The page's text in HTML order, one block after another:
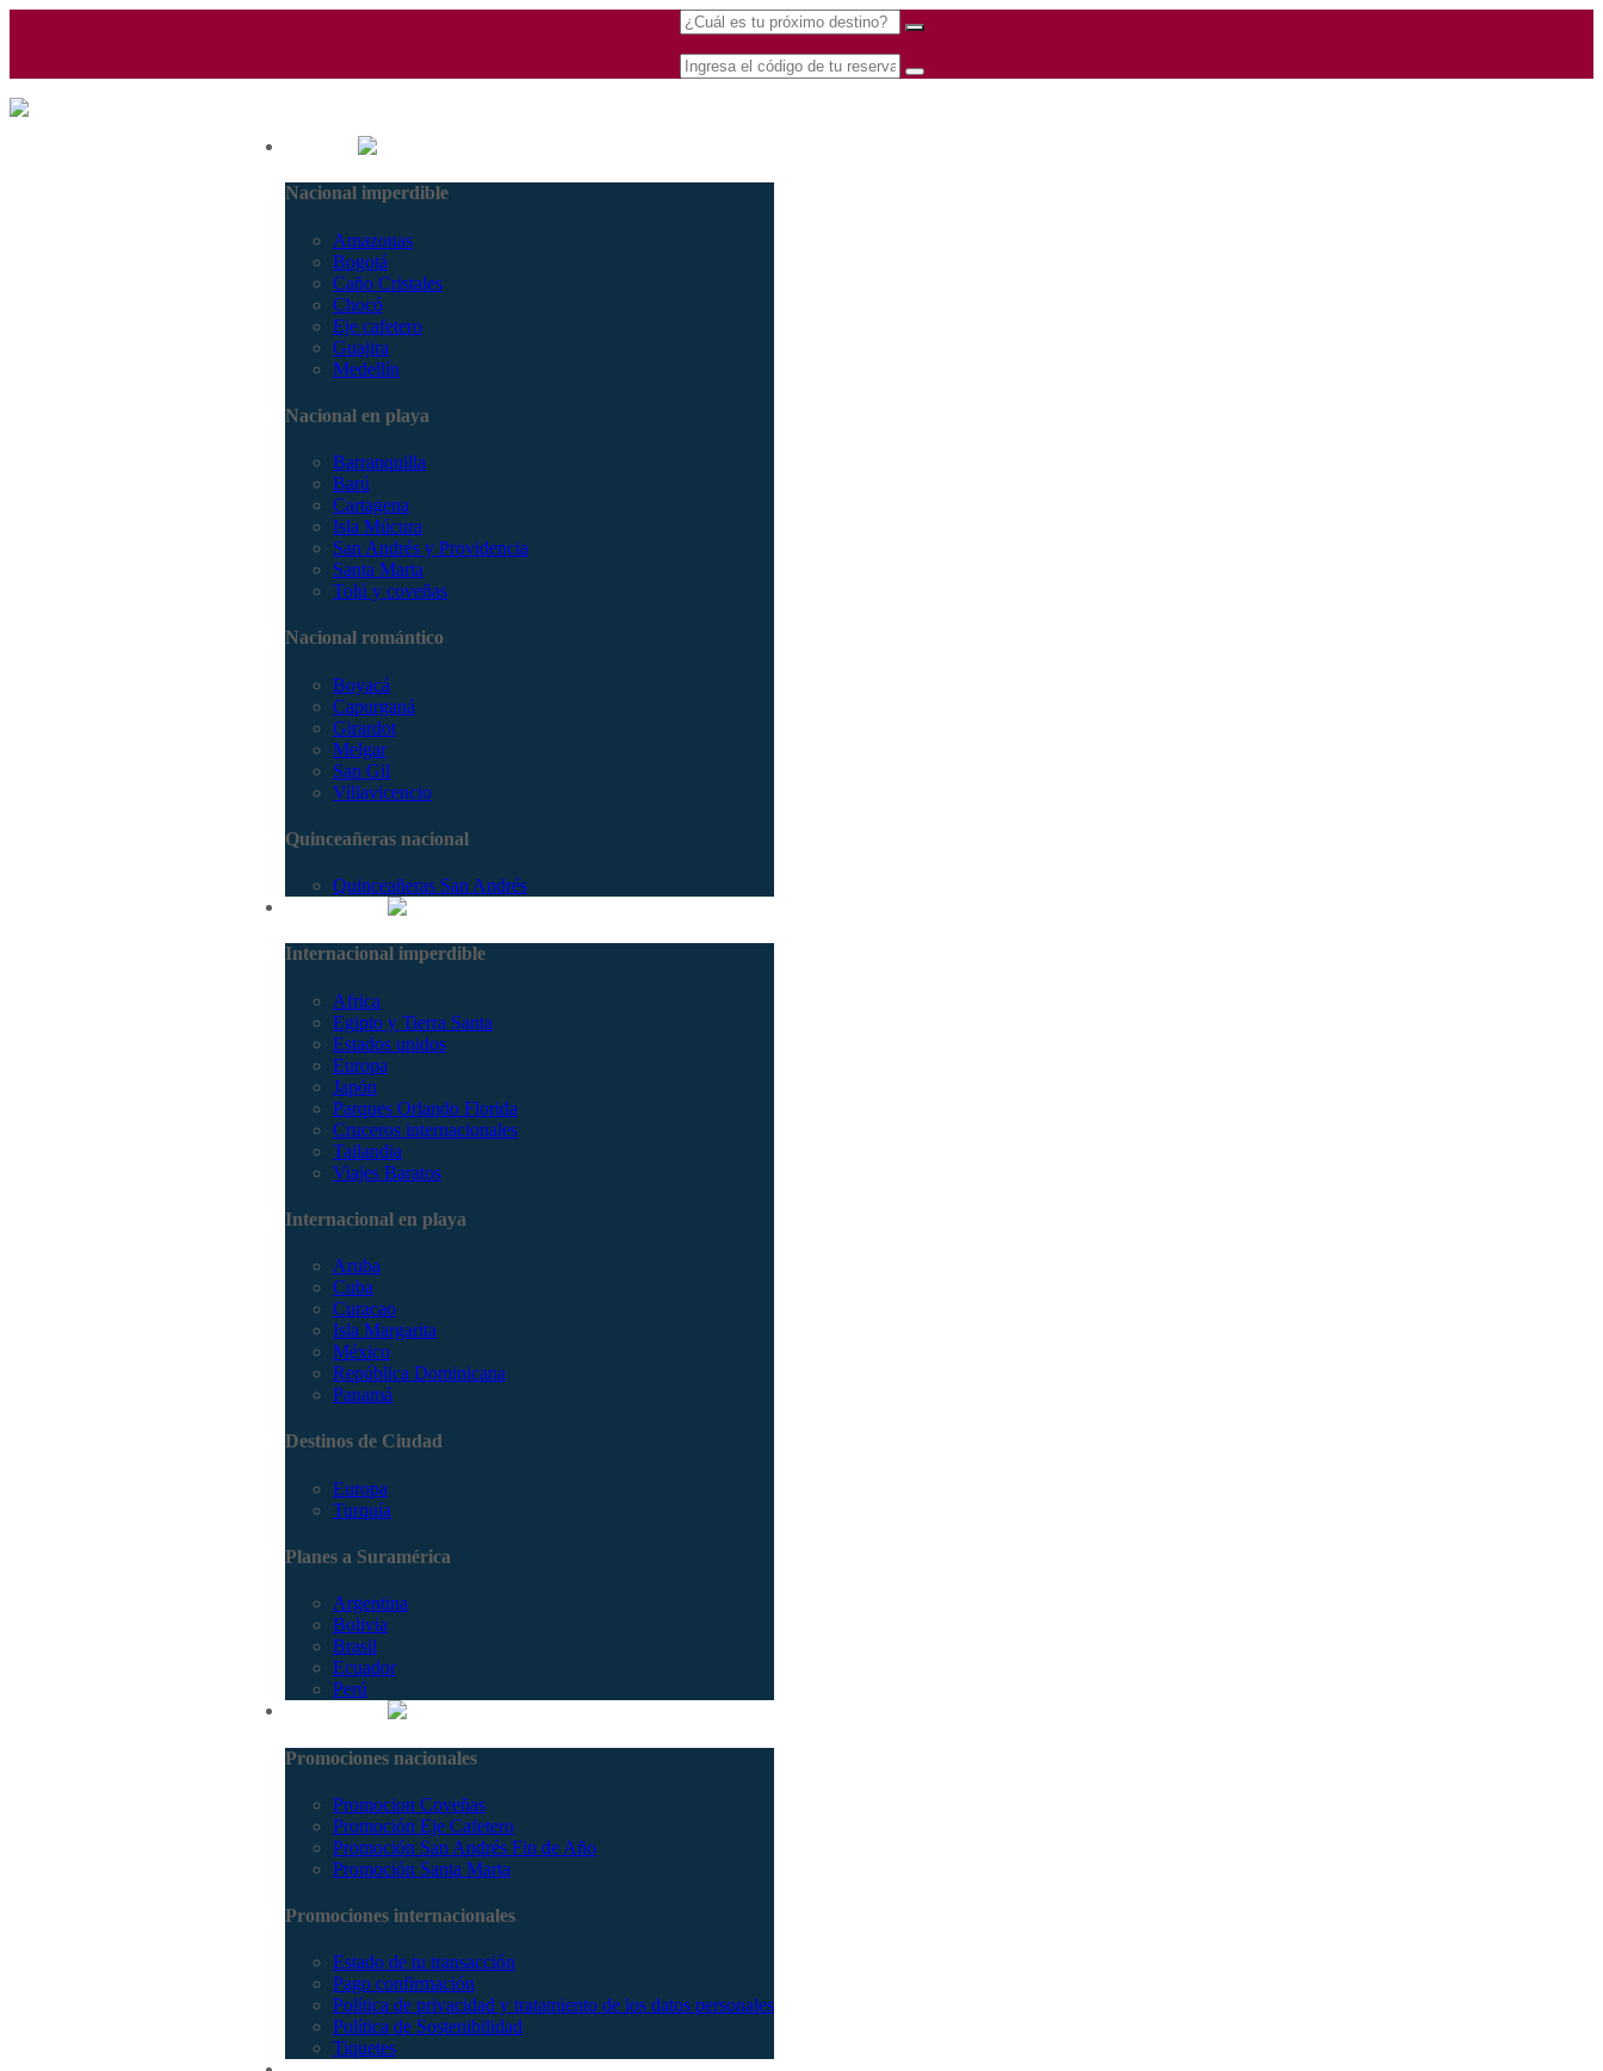
Nacional imperdible
Amazonas
Bogotá
Caño Cristales
Chocó
Eje cafetero
Guajira
Medellín
Nacional en playa
Barranquilla
Barú
Cartagena
Isla Múcura
San Andrés y Providencia
Santa Marta
Tolú y coveñas
Nacional romántico
Boyacá
Capurganá
Girardot
Melgar
San Gil
Villavicencio
Quinceañeras nacional
Quinceañeras San Andrés
Internacional imperdible
Africa
Egipto y Tierra Santa
Estados unidos
Europa
Japón
Parques Orlando Florida
Cruceros internacionales
Tailandia
Viajes Baratos
Internacional en playa
Aruba
Cuba
Curacao
Isla Margarita
México
República Dominicana
Panamá
Destinos de Ciudad
Europa
Turquía
Planes a Suramérica
Argentina
Bolivia
Brasil
Ecuador
Perú
Promociones nacionales
Promocion Coveñas
Promoción Eje Cafetero
Promoción San Andrés Fin de Año
Promoción Santa Marta
Promociones internacionales
Estado de tu transacción
Pago confirmación
Política de privacidad y tratamiento de los datos personales
Política de Sostenibilidad
Tiquetes